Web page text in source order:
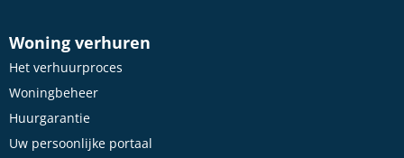
Woning verhuren
Het verhuurproces
Woningbeheer
Huurgarantie
Uw persoonlijke portaal